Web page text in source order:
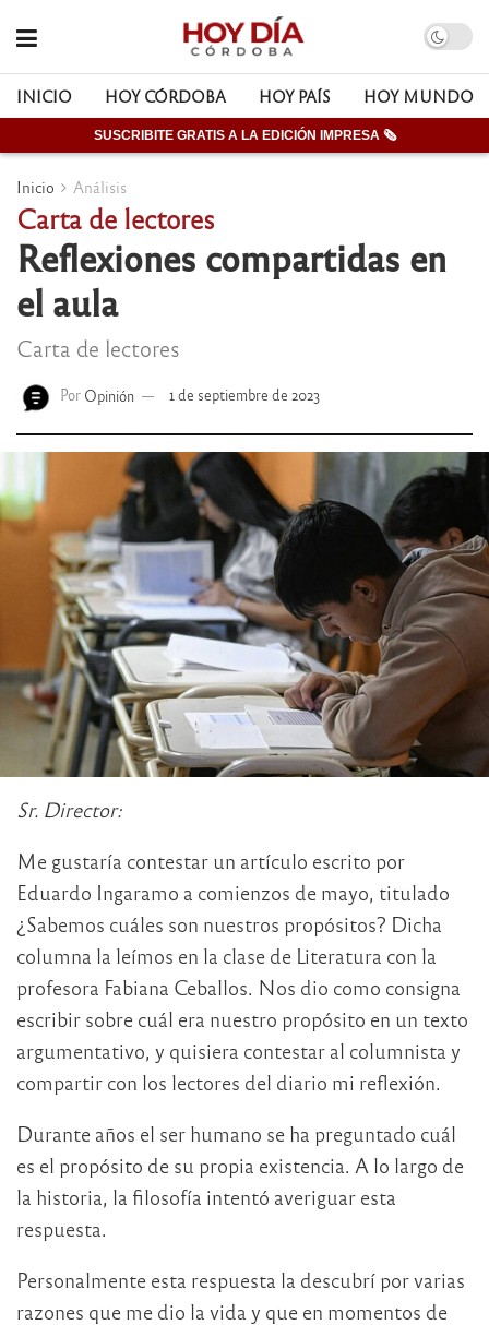
INICIO HOY CÓRDOBA HOY PAÍS HOY MUNDO
SUSCRIBITE GRATIS A LA EDICIÓN IMPRESA 🗞
Inicio Análisis
Carta de lectores
Reflexiones compartidas en
el aula
Carta de lectores
Por Opinión 1 de septiembre de 2023
Sr. Director:
Me gustaría contestar un artículo escrito por
Eduardo Ingaramo a comienzos de mayo, titulado
¿Sabemos cuáles son nuestros propósitos? Dicha
columna la leímos en la clase de Literatura con la
profesora Fabiana Ceballos. Nos dio como consigna
escribir sobre cuál era nuestro propósito en un texto
argumentativo, y quisiera contestar al columnista y
compartir con los lectores del diario mi reflexión.
Durante años el ser humano se ha preguntado cuál
es el propósito de su propia existencia. A lo largo de
la historia, la filosofía intentó averiguar esta
respuesta.
Personalmente esta respuesta la descubrí por varias
razones que me dio la vida y que en momentos de